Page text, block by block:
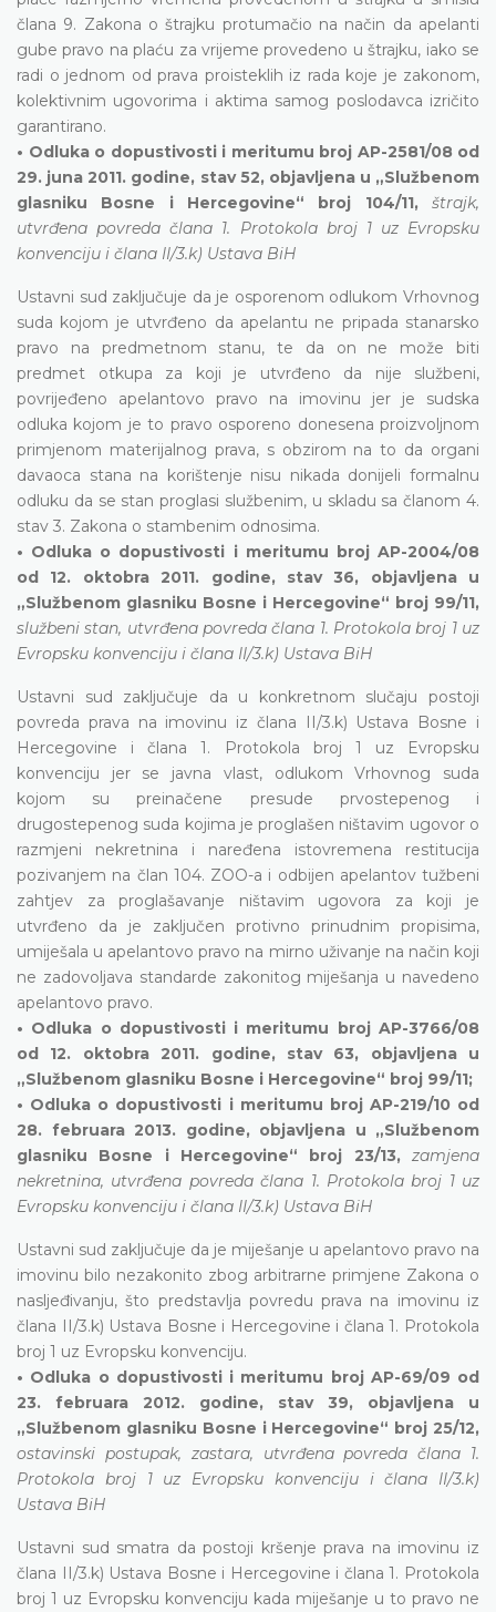
člana 9. Zakona o štrajku protumačio na način da apelanti
gube pravo na plaću za vrijeme provedeno u štrajku, iako se
radi o jednom od prava proisteklih iz rada koje je zakonom,
kolektivnim ugovorima i aktima samog poslodavca izričito
garantirano.
• Odluka o dopustivosti i meritumu broj AP-2581/08 od
29. juna 2011. godine, stav 52, objavljena u „Službenom
glasniku Bosne i Hercegovine“ broj 104/11, štrajk,
utvrđena povreda člana 1. Protokola broj 1 uz Evropsku
konvenciju i člana II/3.k) Ustava BiH
Ustavni sud zaključuje da je osporenom odlukom Vrhovnog
suda kojom je utvrđeno da apelantu ne pripada stanarsko
pravo na predmetnom stanu, te da on ne može biti
predmet otkupa za koji je utvrđeno da nije službeni,
povrijeđeno apelantovo pravo na imovinu jer je sudska
odluka kojom je to pravo osporeno donesena proizvoljnom
primjenom materijalnog prava, s obzirom na to da organi
davaoca stana na korištenje nisu nikada donijeli formalnu
odluku da se stan proglasi službenim, u skladu sa članom 4.
stav 3. Zakona o stambenim odnosima.
• Odluka o dopustivosti i meritumu broj AP-2004/08
od 12. oktobra 2011. godine, stav 36, objavljena u
„Službenom glasniku Bosne i Hercegovine“ broj 99/11,
službeni stan, utvrđena povreda člana 1. Protokola broj 1 uz
Evropsku konvenciju i člana II/3.k) Ustava BiH
Ustavni sud zaključuje da u konkretnom slučaju postoji
povreda prava na imovinu iz člana II/3.k) Ustava Bosne i
Hercegovine i člana 1. Protokola broj 1 uz Evropsku
konvenciju jer se javna vlast, odlukom Vrhovnog suda
kojom su preinačene presude prvostepenog i
drugostepenog suda kojima je proglašen ništavim ugovor o
razmjeni nekretnina i naređena istovremena restitucija
pozivanjem na član 104. ZOO-a i odbijen apelantov tužbeni
zahtjev za proglašavanje ništavim ugovora za koji je
utvrđeno da je zaključen protivno prinudnim propisima,
umiješala u apelantovo pravo na mirno uživanje na način koji
ne zadovoljava standarde zakonitog miješanja u navedeno
apelantovo pravo.
• Odluka o dopustivosti i meritumu broj AP-3766/08
od 12. oktobra 2011. godine, stav 63, objavljena u
„Službenom glasniku Bosne i Hercegovine“ broj 99/11;
• Odluka o dopustivosti i meritumu broj AP-219/10 od
28. februara 2013. godine, objavljena u „Službenom
glasniku Bosne i Hercegovine“ broj 23/13, zamjena
nekretnina, utvrđena povreda člana 1. Protokola broj 1 uz
Evropsku konvenciju i člana II/3.k) Ustava BiH
Ustavni sud zaključuje da je miješanje u apelantovo pravo na
imovinu bilo nezakonito zbog arbitrarne primjene Zakona o
nasljeđivanju, što predstavlja povredu prava na imovinu iz
člana II/3.k) Ustava Bosne i Hercegovine i člana 1. Protokola
broj 1 uz Evropsku konvenciju.
• Odluka o dopustivosti i meritumu broj AP-69/09 od
23. februara 2012. godine, stav 39, objavljena u
„Službenom glasniku Bosne i Hercegovine“ broj 25/12,
ostavinski postupak, zastara, utvrđena povreda člana 1.
Protokola broj 1 uz Evropsku konvenciju i člana II/3.k)
Ustava BiH
Ustavni sud smatra da postoji kršenje prava na imovinu iz
člana II/3.k) Ustava Bosne i Hercegovine i člana 1. Protokola
broj 1 uz Evropsku konvenciju kada miješanje u to pravo ne